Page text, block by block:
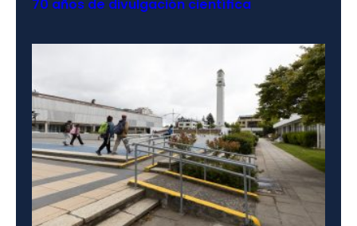
70 años de divulgación científica